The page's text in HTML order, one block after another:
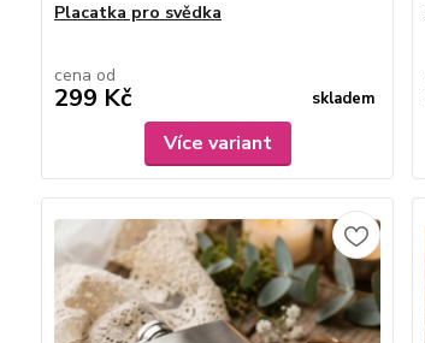
Placatka pro svědka
cena od
299 Kč skladem
Více variant